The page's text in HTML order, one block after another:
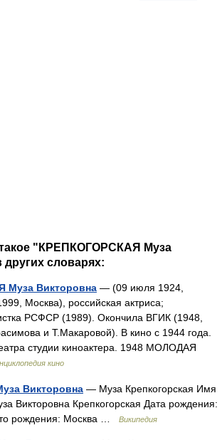
"КРЕПКОГОРСКАЯ Муза
других словарях:
Муза Викторовна — (09 июля 1924,
Москва), российская актриса;
РСФСР (1989). Окончила ВГИК (1948,
и Т.Макаровой). В кино с 1944 года.
студии киноактера. 1948 МОЛОДАЯ
кино
Викторовна — Муза Крепкогорская Имя
Викторовна Крепкогорская Дата рождения:
рождения: Москва …
Википедия